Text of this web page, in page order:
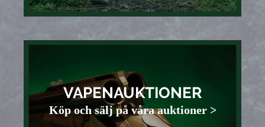
VAPENAUKTIONER
Köp och sälj på våra auktioner >